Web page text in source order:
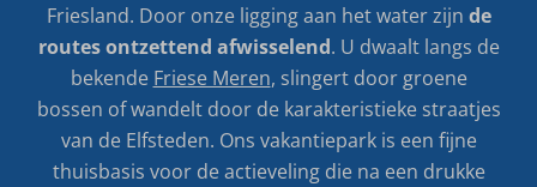
Friesland. Door onze ligging aan het water zijn de
routes ontzettend afwisselend. U dwaalt langs de
bekende Friese Meren, slingert door groene
bossen of wandelt door de karakteristieke straatjes
van de Elfsteden. Ons vakantiepark is een fijne
thuisbasis voor de actieveling die na een drukke